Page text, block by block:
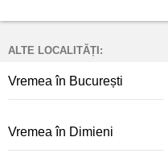
ALTE LOCALITĂȚI:
Vremea în București
Vremea în Dimieni